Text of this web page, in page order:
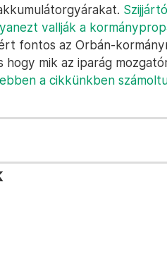
vallják a
fontos az Orbán-
hogy mik az iparág
a cikkünkben